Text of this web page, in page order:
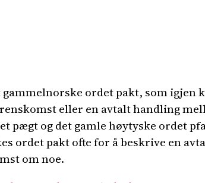
ordet pakt, som
eller en avtalt handling
pægt og det gamle høytyske ordet
ordet pakt ofte for å beskrive en
om noe.